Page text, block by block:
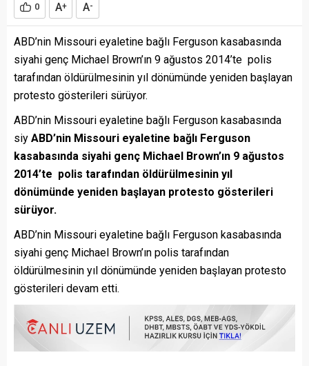
0 A+ A-
ABD’nin Missouri eyaletine bağlı Ferguson kasabasında
siyahi genç Michael Brown’ın 9 ağustos 2014’te polis
tarafından öldürülmesinin yıl dönümünde yeniden başlayan
protesto gösterileri sürüyor.
ABD’nin Missouri eyaletine bağlı Ferguson kasabasında
siy ABD’nin Missouri eyaletine bağlı Ferguson
kasabasında siyahi genç Michael Brown’ın 9 ağustos
2014’te polis tarafından öldürülmesinin yıl
dönümünde yeniden başlayan protesto gösterileri
sürüyor.
ABD’nin Missouri eyaletine bağlı Ferguson kasabasında
siyahi genç Michael Brown’ın polis tarafından
öldürülmesinin yıl dönümünde yeniden başlayan protesto
gösterileri devam etti.